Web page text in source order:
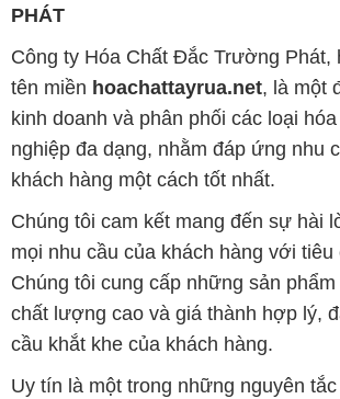
PHÁT
Công ty Hóa Chất Đắc Trường Phát,
tên miền hoachattayrua.net, là một
kinh doanh và phân phối các loại
nghiệp đa dạng, nhằm đáp ứng nhu
khách hàng một cách tốt nhất.
Chúng tôi cam kết mang đến sự hài
mọi nhu cầu của khách hàng với tiêu
Chúng tôi cung cấp những sản
chất lượng cao và giá thành hợp lý,
cầu khắt khe của khách hàng.
Uy tín là một trong những nguyên